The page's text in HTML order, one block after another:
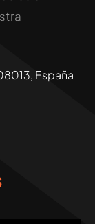
España